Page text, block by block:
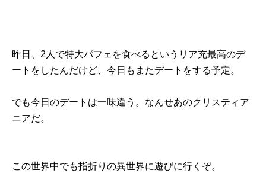
昨日、2人で特大パフェを食べるというリア充最高のデ
ートをしたんだけど、今日もまたデートをする予定。
でも今日のデートは一味違う。なんせあのクリスティア
ニアだ。
この世界中でも指折りの異世界に遊びに行くぞ。